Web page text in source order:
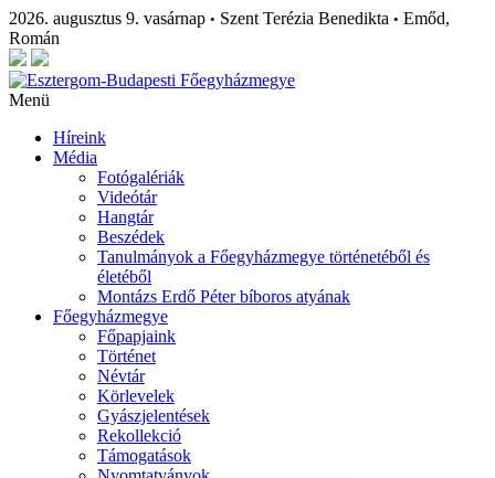
2026. augusztus 9. vasárnap • Szent Terézia Benedikta • Emőd,
Román
Menü
Híreink
Média
Fotógalériák
Videótár
Hangtár
Beszédek
Tanulmányok a Főegyházmegye történetéből és
életéből
Montázs Erdő Péter bíboros atyának
Főegyházmegye
Főpapjaink
Történet
Névtár
Körlevelek
Gyászjelentések
Rekollekció
Támogatások